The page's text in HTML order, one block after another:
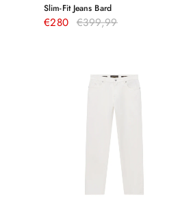
Slim-Fit Jeans Bard–
Schwarz
€280 €399,99